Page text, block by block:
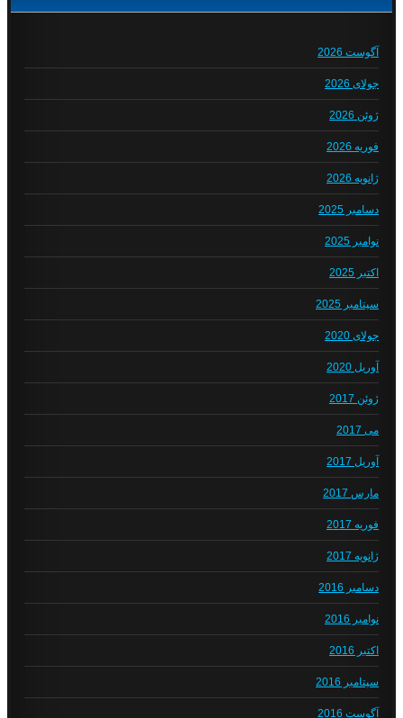
آگوست 2026
جولای 2026
ژوئن 2026
فوریه 2026
ژانویه 2026
دسامبر 2025
نوامبر 2025
اکتبر 2025
سپتامبر 2025
جولای 2020
آوریل 2020
ژوئن 2017
می 2017
آوریل 2017
مارس 2017
فوریه 2017
ژانویه 2017
دسامبر 2016
نوامبر 2016
اکتبر 2016
سپتامبر 2016
آگوست 2016